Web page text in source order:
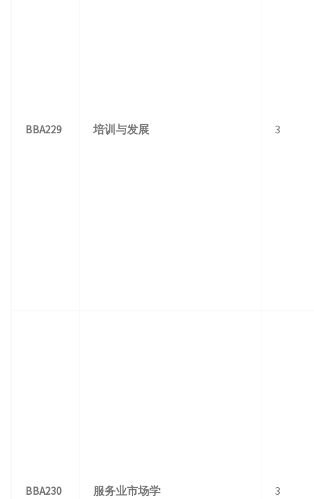
BBA229 培训与发展 3
BBA230 服务业市场学 3